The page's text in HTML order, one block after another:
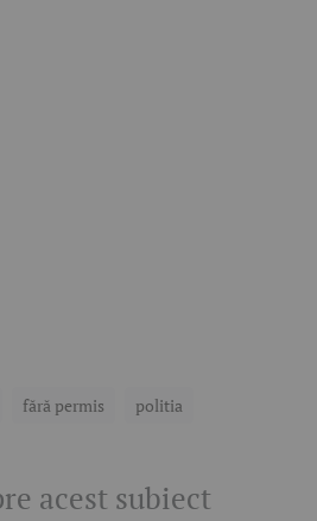
fără permis politia
acest subiect